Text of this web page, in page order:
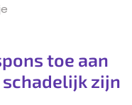
toe aan
zijn